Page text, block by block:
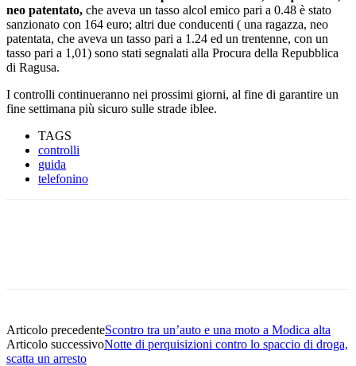
neo patentato, che aveva un tasso alcol emico pari a 0.48 è stato
sanzionato con 164 euro; altri due conducenti ( una ragazza, neo
patentata, che aveva un tasso pari a 1.24 ed un trentenne, con un
tasso pari a 1,01) sono stati segnalati alla Procura della Repubblica
di Ragusa.
I controlli continueranno nei prossimi giorni, al fine di garantire un
fine settimana più sicuro sulle strade iblee.
TAGS
controlli
guida
telefonino
Articolo precedenteScontro tra un’auto e una moto a Modica alta
Articolo successivoNotte di perquisizioni contro lo spaccio di droga,
scatta un arresto